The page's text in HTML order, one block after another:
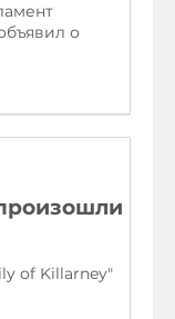
о
of Killarney"